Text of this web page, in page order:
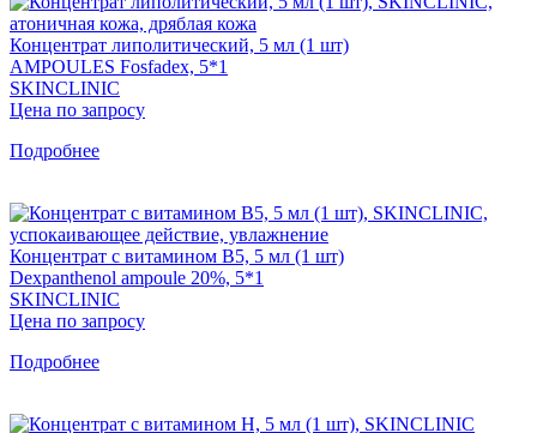
Концентрат липолитический, 5 мл (1 шт)
AMPOULES Fosfadex, 5*1
SKINCLINIC
Цена по запросу
Подробнее
Концентрат с витамином B5, 5 мл (1 шт)
Dexpanthenol ampoule 20%, 5*1
SKINCLINIC
Цена по запросу
Подробнее